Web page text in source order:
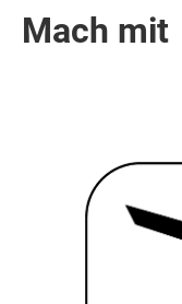
Mach mit